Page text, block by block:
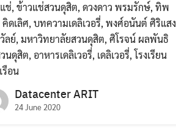
ช่, ข้าวแช่สวนดุสิต, ดวงดาว พรมรักษ์, ทิพ
ดเลิศ, บทความเดลิเวอรี่, พงศ์อนันต์ ศิริแสง
ลย์, มหาวิทยาลัยสวนดุสิต, ศิโรจน์ ผลพันธิ
นดุสิต, อาหารเดลิเวอรี่, เดลิเวอรี่, โรงเรียน
รือน
Datacenter ARIT
24 June 2020